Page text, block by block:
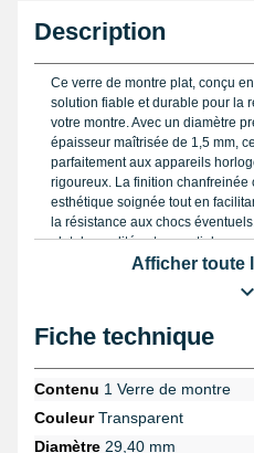
Description
Ce verre de montre plat, conçu
solution fiable et durable pour la
votre montre. Avec un diamètre
épaisseur maîtrisée de 1,5 mm,
parfaitement aux appareils
rigoureux. La finition chanfreinée
esthétique soignée tout en
la résistance aux chocs
plat de qualité est essentiel pour
excellente lisibilité, une
avant toute installation afin
intégration fluide, tout en limitant
bords et en facilitant un entretien
sécurisée, il est conseillé de
Afficher toute
Fiche technique
Contenu 1 Verre de montre
CouleurTransparent
Diamètre 29,40 mm